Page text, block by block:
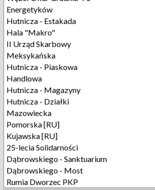
Energetyków
Hutnicza - Estakada
Hala "Makro"
II Urząd Skarbowy
Meksykańska
Hutnicza - Piaskowa
Handlowa
Hutnicza - Magazyny
Hutnicza - Działki
Mazowiecka
Pomorska [RU]
Kujawska [RU]
25-lecia Solidarności
Dąbrowskiego - Sanktuarium
Dąbrowskiego - Most
Rumia Dworzec PKP